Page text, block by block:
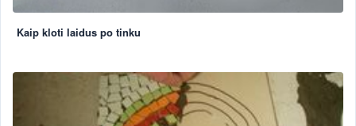
Kaip kloti laidus po tinku